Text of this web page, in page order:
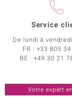
Service
De lundi à
FR : +33 805
BE : +49 30 21
Votre expert